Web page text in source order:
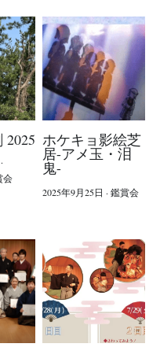
追加
2025
·
会
ホケキョ影絵芝
居-アメ玉・泪
鬼-
2025年9月25日 · 鑑賞会